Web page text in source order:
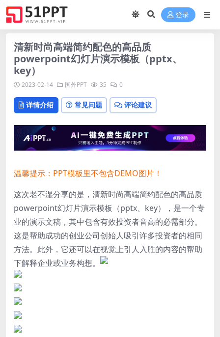
登录
清新时尚高端简约配色的高品质
powerpoint幻灯片演示模板（pptx、
key）
2023-02-14 国外PPT 35 0
详情介绍 常见问题 评论建议
温馨提示：PPT模板里不包含DEMO图片！
这次老不湿分享的是，清新时尚高端简约配色的高品质
powerpoint幻灯片演示模板（pptx、key）， 是一个专
业的演示文稿，其中包含有效投资者音高的必需部分。
这是帮助成功的创业公司创始人吸引许多投资者的相同
方法。 此外，它还可以在视觉上引人入胜的内容的帮助
下解释企业或业务构想。